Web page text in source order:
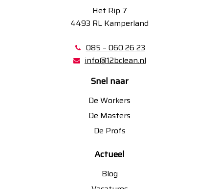
Het Rip 7
4493 RL Kamperland
085 – 060 26 23
info@12bclean.nl
Snel naar
De Workers
De Masters
De Profs
Actueel
Blog